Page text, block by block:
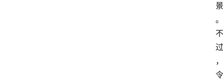
景
。
不
过
，
令